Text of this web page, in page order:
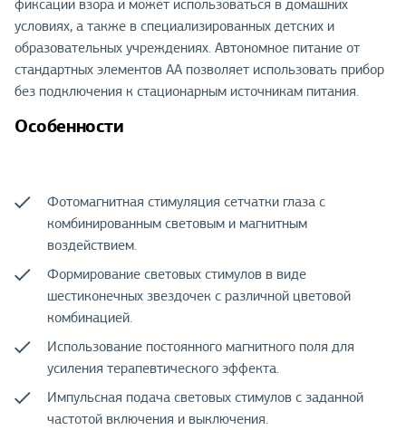
фиксации взора и может использоваться в домашних
условиях, а также в специализированных детских и
образовательных учреждениях. Автономное питание от
стандартных элементов AA позволяет использовать прибор
без подключения к стационарным источникам питания.
Особенности
Фотомагнитная стимуляция сетчатки глаза с
комбинированным световым и магнитным
воздействием.
Формирование световых стимулов в виде
шестиконечных звездочек с различной цветовой
комбинацией.
Использование постоянного магнитного поля для
усиления терапевтического эффекта.
Импульсная подача световых стимулов с заданной
частотой включения и выключения.